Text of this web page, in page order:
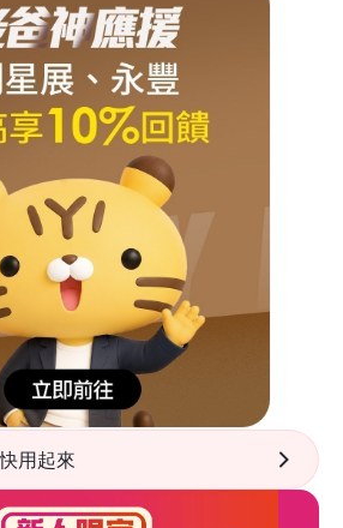
用起來